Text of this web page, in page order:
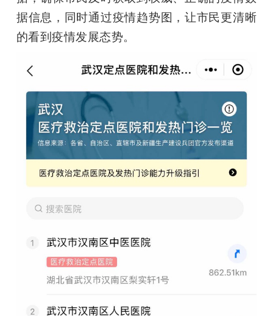
据信息，同时通过疫情趋势图，让市民更清晰
的看到疫情发展态势。